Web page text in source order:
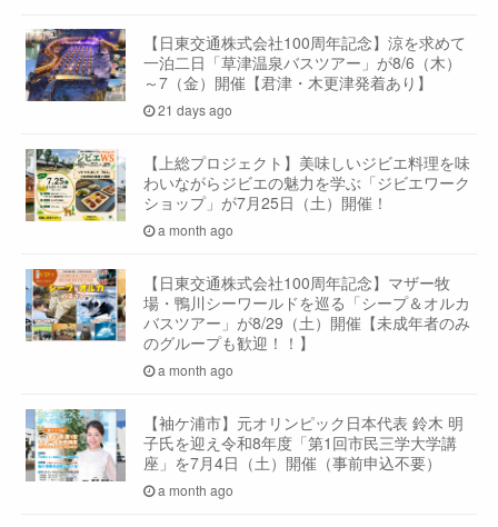
【日東交通株式会社100周年記念】涼を求めて
一泊二日「草津温泉バスツアー」が8/6（木）
～7（金）開催【君津・木更津発着あり】
21 days ago
【上総プロジェクト】美味しいジビエ料理を味
わいながらジビエの魅力を学ぶ「ジビエワーク
ショップ」が7月25日（土）開催！
a month ago
【日東交通株式会社100周年記念】マザー牧
場・鴨川シーワールドを巡る「シープ＆オルカ
バスツアー」が8/29（土）開催【未成年者のみ
のグループも歓迎！！】
a month ago
【袖ケ浦市】元オリンピック日本代表 鈴木 明
子氏を迎え令和8年度「第1回市民三学大学講
座」を7月4日（土）開催（事前申込不要）
a month ago